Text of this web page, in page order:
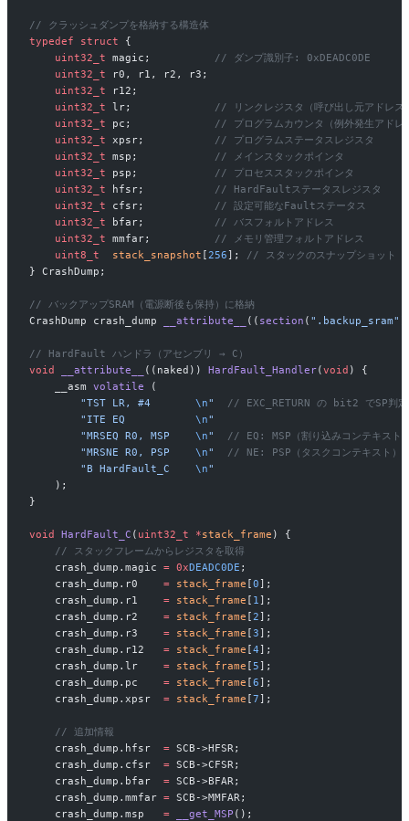
// クラッシュダンプを格納する構造体
typedef struct {
    uint32_t
magic;
          // ダンプ識別子: 0xDEADC0DE
    uint32_t
r0, r1, r2, r3;
    uint32_t
r12;
    uint32_t
lr;
// リンクレジスタ（呼び出し元アドレス
    uint32_t
pc;
// プログラムカウンタ（例外発生アドレ
    uint32_t
xpsr;
           // プログラムステータスレジスタ
    uint32_t
msp;
            // メインスタックポインタ
    uint32_t
psp;
            // プロセススタックポインタ
    uint32_t
hfsr;
           // HardFaultステータスレジスタ
    uint32_t
cfsr;
           // 設定可能なFaultステータス
    uint32_t
bfar;
           // バスフォルトアドレス
    uint32_t
mmfar;
          // メモリ管理フォルトアドレス
    uint8_t
  stack_snapshot
[256];
// スタックのスナップショット
} CrashDump;
// バックアップSRAM（電源断後も保持）に格納
CrashDump crash_dump
__attribute__ (( section ( ".backup_sram"
// HardFault ハンドラ（アセンブリ → C）
void
__attribute__ ((naked)) HardFault_Handler(void ) {
    __asm
volatile (
        "TST LR, #4
\n"
  // EXC_RETURN の bit2 でSP判定
        "ITE EQ
\n"
        "MRSEQ R0, MSP
\n"
// EQ: MSP（割り込みコンテキスト
        "MRSNE R0, PSP
\n"
  // NE: PSP（タスクコンテキスト）
        "B HardFault_C
\n"
    );
}
void HardFault_C ( uint32_t *stack_frame ) {
    // スタックフレームからレジスタを取得
    crash_dump.magic
= 0xDEADC0DE ;
    crash_dump.r0
= stack_frame [0];
    crash_dump.r1
= stack_frame [ 1 ];
    crash_dump.r2
= stack_frame [2];
    crash_dump.r3
= stack_frame [3];
    crash_dump.r12
= stack_frame [4];
    crash_dump.lr
= stack_frame [ 5];
    crash_dump.pc
= stack_frame [6];
    crash_dump.xpsr
= stack_frame [7];
    // 追加情報
    crash_dump.hfsr
= SCB->HFSR;
    crash_dump.cfsr
= SCB->CFSR;
    crash_dump.bfar
= SCB->BFAR;
    crash_dump.mmfar
= SCB->MMFAR;
    crash_dump.msp
= __get_MSP ();